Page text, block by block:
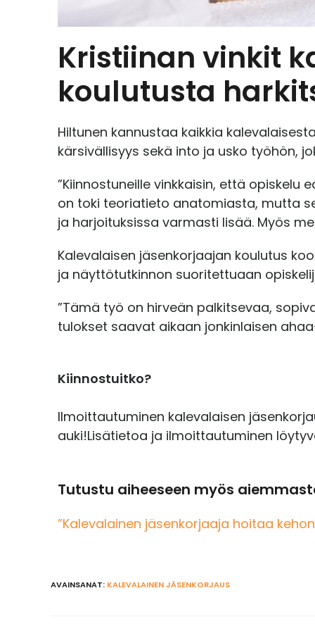
Kristiinan vinkit
koulutusta
Hiltunen kannustaa kaikkia
kärsivällisyys sekä into ja usko työhön,
”Kiinnostuneille vinkkaisin, että
on toki teoriatieto anatomiasta, mutta
ja harjoituksissa varmasti lisää. Myös
Kalevalaisen jäsenkorjaajan koulutus
ja näyttötutkinnon suoritettuaan
”Tämä työ on hirveän palkitsevaa,
tulokset saavat aikaan jonkinlaisen
Kiinnostuitko?
Ilmoittautuminen kalevalaisen
auki!Lisätietoa ja ilmoittautuminen
Tutustu aiheeseen myös
”Kalevalainen jäsenkorjaaja hoitaa
AVAINSANAT: KALEVALAINEN JÄSENKORJAUS